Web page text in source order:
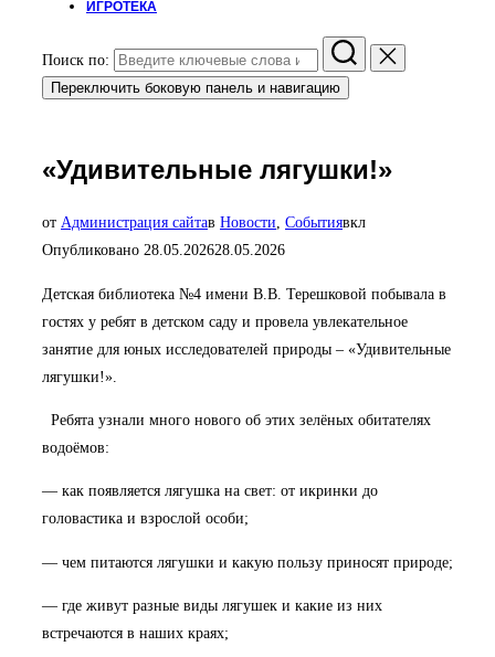
ИГРОТЕКА
Поиск по:
Переключить боковую панель и навигацию
«Удивительные лягушки!»
от Администрация сайтав Новости, Событиявкл
Опубликовано 28.05.202628.05.2026
Детская библиотека №4 имени В.В. Терешковой побывала в
гостях у ребят в детском саду и провела увлекательное
занятие для юных исследователей природы – «Удивительные
лягушки!».
Ребята узнали много нового об этих зелёных обитателях
водоёмов:
— как появляется лягушка на свет: от икринки до
головастика и взрослой особи;
— чем питаются лягушки и какую пользу приносят природе;
— где живут разные виды лягушек и какие из них
встречаются в наших краях;